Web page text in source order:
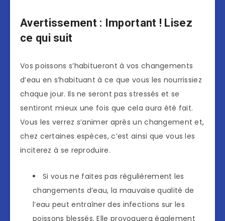
Avertissement : Important ! Lisez
ce qui suit
Vos poissons s’habitueront à vos changements
d’eau en s’habituant à ce que vous les nourrissiez
chaque jour. Ils ne seront pas stressés et se
sentiront mieux une fois que cela aura été fait.
Vous les verrez s’animer après un changement et,
chez certaines espèces, c’est ainsi que vous les
inciterez à se reproduire.
Si vous ne faites pas régulièrement les
changements d’eau, la mauvaise qualité de
l’eau peut entraîner des infections sur les
poissons blessés. Elle provoquera également